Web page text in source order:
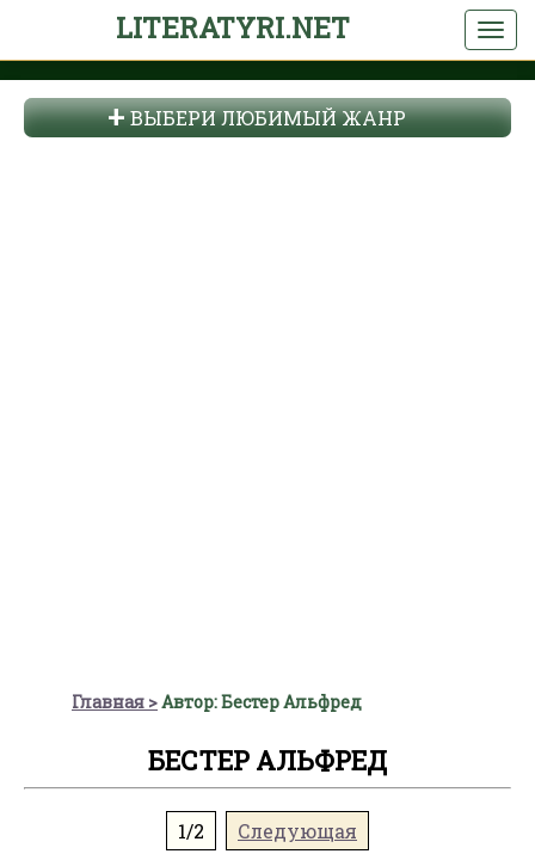
LITERATYRI.NET
ВЫБЕРИ ЛЮБИМЫЙ ЖАНР
Главная Автор: Бестер Альфред
БЕСТЕР АЛЬФРЕД
1/2 Следующая